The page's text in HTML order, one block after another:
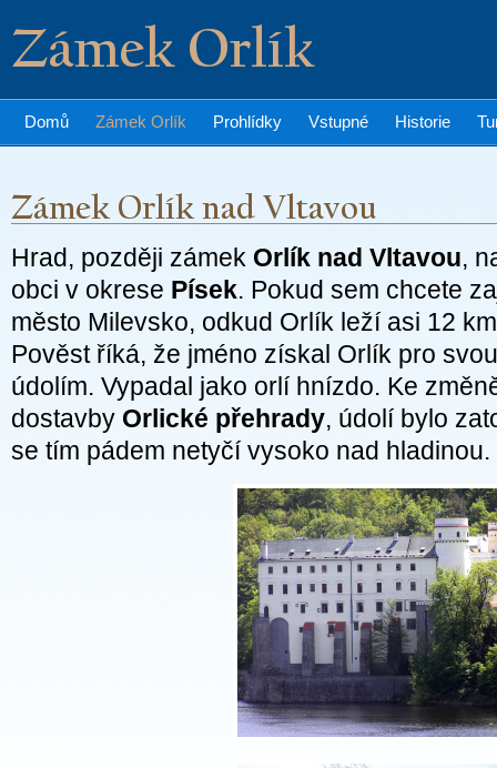
Zámek Orlík
Domů Zámek Orlík Prohlídky Vstupné Historie
Hrad, později zámek Orlík nad Vltavou,
obci v okrese Písek. Pokud sem chcete
město Milevsko, odkud Orlík leží asi 12
Pověst říká, že jméno získal Orlík pro
údolím. Vypadal jako orlí hnízdo. Ke
dostavby Orlické přehrady, údolí bylo
se tím pádem netyčí vysoko nad hladinou.